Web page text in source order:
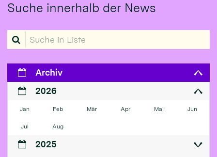
Suche innerhalb der News
Suche in Liste
Archiv
2026
Jan Feb Mär Apr Mai Jun
Jul Aug
2025